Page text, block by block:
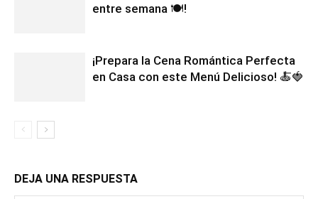
entre semana 🍽️!
¡Prepara la Cena Romántica Perfecta
en Casa con este Menú Delicioso! 🍝🍓
DEJA UNA RESPUESTA